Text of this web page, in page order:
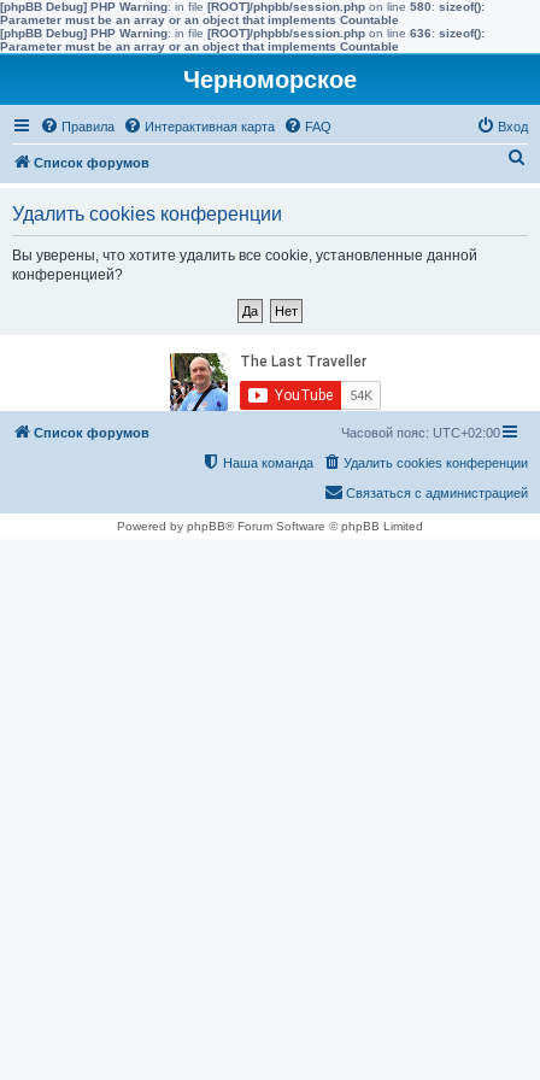
[phpBB Debug] PHP Warning: in file [ROOT]/phpbb/session.php on line 580: sizeof():
Parameter must be an array or an object that implements Countable
[phpBB Debug] PHP Warning: in file [ROOT]/phpbb/session.php on line 636: sizeof():
Parameter must be an array or an object that implements Countable
Черноморское
Правила Интерактивная карта FAQ Вход
Список форумов
Удалить cookies конференции
Вы уверены, что хотите удалить все cookie, установленные данной
конференцией?
Список форумов Часовой пояс: UTC+02:00
Удалить cookies конференции
Наша команда
Связаться с администрацией
Powered by phpBB® Forum Software © phpBB Limited